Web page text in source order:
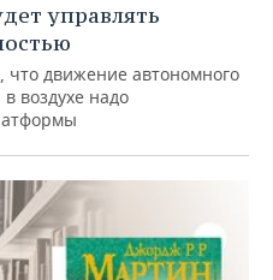
управлять
что движение автономного
воздухе надо